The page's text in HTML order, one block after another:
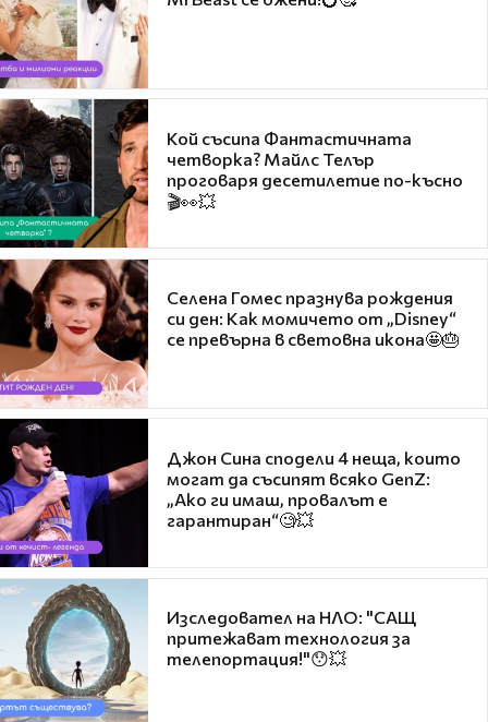
Кой съсипа Фантастичната
четворка? Майлс Телър
проговаря десетилетие по-късно
🎬👀💥
Селена Гомес празнува рождения
си ден: Как момичето от „Disney“
се превърна в световна икона🤩🎂
Джон Сина сподели 4 неща, които
могат да съсипят всяко GenZ:
„Ако ги имаш, провалът е
гарантиран“🧐💥
Изследовател на НЛО: "САЩ
притежават технология за
телепортация!"😯💥